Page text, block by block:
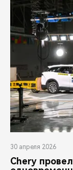
30 апреля 2026
Chery